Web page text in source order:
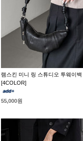
램스킨 미니 링 스튜디오 투웨이백
[4COLOR]
55,000원